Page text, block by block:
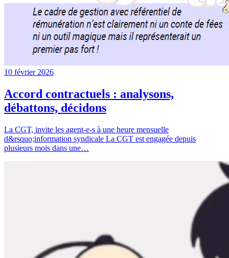
10 février 2026
Accord contractuels : analysons,
débattons, décidons
La CGT, invite les agent-e-s à une heure mensuelle
d&rsquo;information syndicale La CGT est engagée depuis
plusieurs mois dans une…